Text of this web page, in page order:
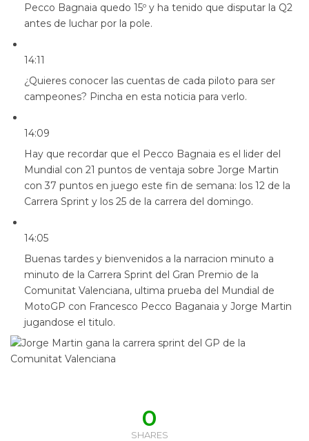
Pecco Bagnaia quedo 15º y ha tenido que disputar la Q2
antes de luchar por la pole.
14:11
¿Quieres conocer las cuentas de cada piloto para ser
campeones? Pincha en esta noticia para verlo.
14:09
Hay que recordar que el Pecco Bagnaia es el lider del
Mundial con 21 puntos de ventaja sobre Jorge Martin
con 37 puntos en juego este fin de semana: los 12 de la
Carrera Sprint y los 25 de la carrera del domingo.
14:05
Buenas tardes y bienvenidos a la narracion minuto a
minuto de la Carrera Sprint del Gran Premio de la
Comunitat Valenciana, ultima prueba del Mundial de
MotoGP con Francesco Pecco Baganaia y Jorge Martin
jugandose el titulo.
0
SHARES